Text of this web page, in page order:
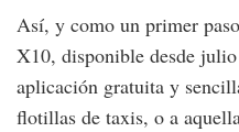
Así, y como un primer
X10, disponible desde
aplicación gratuita y
flotillas de taxis, o a